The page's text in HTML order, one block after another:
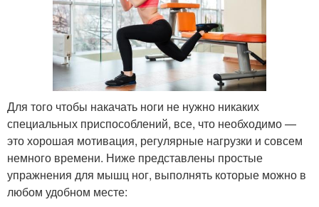
Для того чтобы накачать ноги не нужно никаких
специальных приспособлений, все, что необходимо —
это хорошая мотивация, регулярные нагрузки и совсем
немного времени. Ниже представлены простые
упражнения для мышц ног, выполнять которые можно в
любом удобном месте: